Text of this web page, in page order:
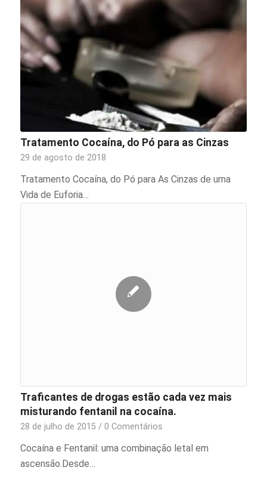
Tratamento Cocaína, do Pó para as Cinzas
29 de agosto de 2018
Tratamento Cocaína, do Pó para As Cinzas de uma
Vida de Euforia…
Traficantes de drogas estão cada vez mais
misturando fentanil na cocaína.
28 de julho de 2015 / 0 Comentários
Cocaína e Fentanil: uma combinação letal em
ascensão.Desde…